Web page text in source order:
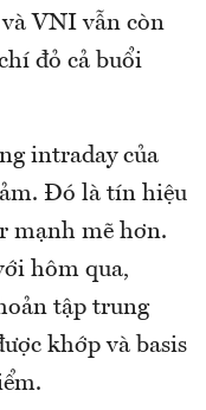
VNI vẫn còn
đỏ cả buổi
intraday của
Đó là tín hiệu
mạnh mẽ hơn.
hôm qua,
tập trung
khớp và basis